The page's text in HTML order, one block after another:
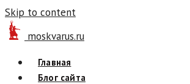
Skip to content
moskvarus.ru
Главная
Блог сайта